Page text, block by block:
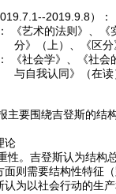
2019.9.8）：
艺术的法则》、《实
、《区分》（下
社会学》、《社会的
同》（在读
围绕吉登斯的结构
论
吉登斯认为结构总
面则需要结构性特征
认为以社会行动的生